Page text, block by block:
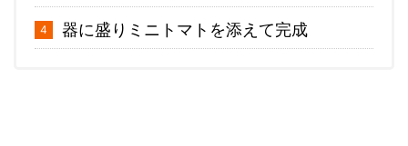
器に盛りミニトマトを添えて完成